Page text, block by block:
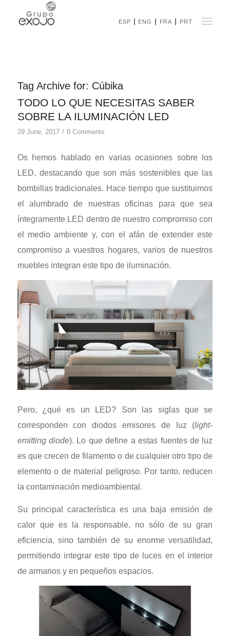
ESP ENG FRA PRT
Tag Archive for: Cúbika
TODO LO QUE NECESITAS SABER
SOBRE LA ILUMINACIÓN LED
29 June, 2017 / 0 Comments
Os hemos hablado en varias ocasiones sobre los
LED, destacando que son más sostenibles que las
bombillas tradicionales. Hace tiempo que sustituimos
el alumbrado de nuestras oficinas para que sea
íntegramente LED dentro de nuestro compromiso con
el medio ambiente y, con el afán de extender este
compromiso a vuestros hogares, varios de nuestros
muebles integran este tipo de iluminación.
Pero, ¿qué es un LED? Son las siglas que se
corresponden con diodos emisores de luz (light-
emitting diode). Lo que define a estas fuentes de luz
es que crecen de filamento o de cualquier otro tipo de
elemento o de material peligroso. Por tanto, reducen
la contaminación medioambiental.
Su principal característica es una baja emisión de
calor que es la responsable, no sólo de su gran
eficiencia, sino también de su enorme versatilidad,
permitiendo integrar este tipo de luces en el interior
de armarios y en pequeños espacios.